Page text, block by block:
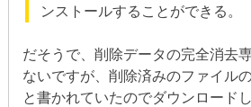
ンストールすることができる。
だそうで、削除データの完全消去
ないですが、削除済みのファイル
と書かれていたのでダウンロード